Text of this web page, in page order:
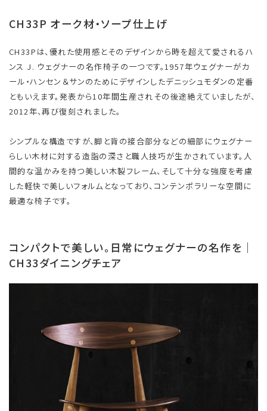
CH33P オーク材・ソープ仕上げ
CH33Pは、優れた使用感とそのデザインから時を超えて愛されるハ
ンス J. ウェグナーの名作椅子の一つです。1957年ウェグナーがカ
ール・ハンセン＆サンのためにデザインしたデニッシュモダンの定番
ともいえます。発表から10年間生産されその後途絶えていましたが、
2012年、再び復刻されました。
シンプルな構造ですが、脚と背の接合部分などの細部にウェグナー
らしい木材に対する造詣の深さと職人技巧が生かされています。人
間的な温かみを持つ美しい木製フレーム、そして十分な強度を考慮
した軽快で美しいフォルムとなっており、コンテンポラリーな空間に
最適な椅子です。
コンパクトで美しい。日常にウェグナーの名作を｜
CH33ダイニングチェア